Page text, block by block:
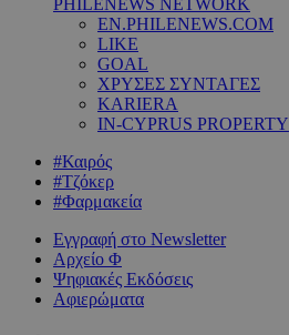
PHILENEWS NETWORK
EN.PHILENEWS.COM
LIKE
GOAL
ΧΡΥΣΕΣ ΣΥΝΤΑΓΕΣ
KARIERA
IN-CYPRUS PROPERTY
#Καιρός
#Τζόκερ
#Φαρμακεία
Εγγραφή στο Newsletter
Αρχείο Φ
Ψηφιακές Εκδόσεις
Αφιερώματα